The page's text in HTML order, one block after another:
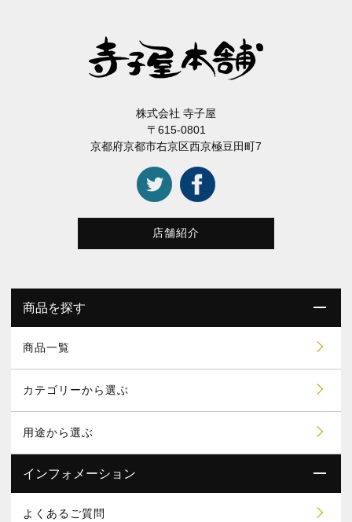
株式会社 寺子屋
〒615-0801
京都府京都市右京区西京極豆田町7
店舗紹介
商品を探す
商品一覧
カテゴリーから選ぶ
用途から選ぶ
インフォメーション
よくあるご質問